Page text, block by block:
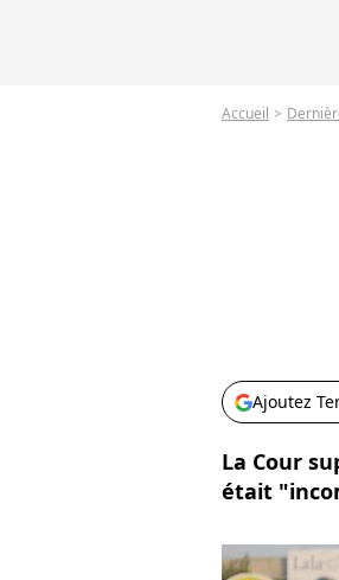
Accueil
Ajoutez
La Cour
était